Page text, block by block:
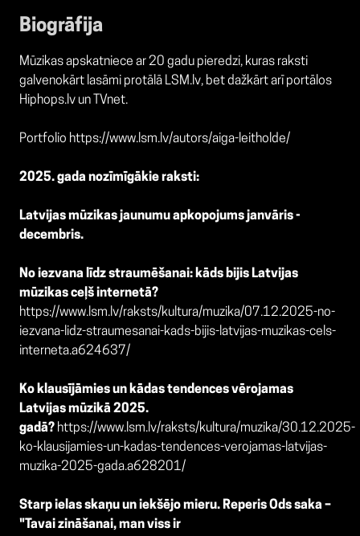
Biogrāfija
Mūzikas apskatniece ar 20 gadu pieredzi, kuras raksti
galvenokārt lasāmi protālā LSM.lv, bet dažkārt arī portālos
Hiphops.lv un TVnet.
Portfolio https://www.lsm.lv/autors/aiga-leitholde/
2025. gada nozīmīgākie raksti:
Latvijas mūzikas jaunumu apkopojums janvāris -
decembris.
No iezvana līdz straumēšanai: kāds bijis Latvijas
mūzikas ceļš internetā?
https://www.lsm.lv/raksts/kultura/muzika/07.12.2025-no-
iezvana-lidz-straumesanai-kads-bijis-latvijas-muzikas-cels-
interneta.a624637/
Ko klausījāmies un kādas tendences vērojamas
Latvijas mūzikā 2025.
gadā? https://www.lsm.lv/raksts/kultura/muzika/30.12.2025-
ko-klausijamies-un-kadas-tendences-verojamas-latvijas-
muzika-2025-gada.a628201/
Starp ielas skaņu un iekšējo mieru. Reperis Ods saka –
"Tavai zināšanai, man viss ir